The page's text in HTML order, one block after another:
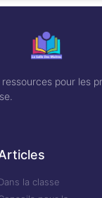
pour les
la classe